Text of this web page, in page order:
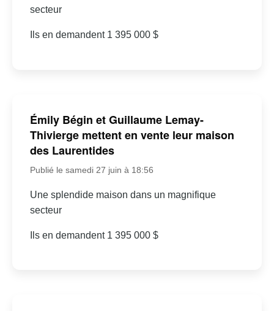
secteur
Ils en demandent 1 395 000 $
Émily Bégin et Guillaume Lemay-
Thivierge mettent en vente leur maison
des Laurentides
Publié le samedi 27 juin à 18:56
Une splendide maison dans un magnifique
secteur
Ils en demandent 1 395 000 $